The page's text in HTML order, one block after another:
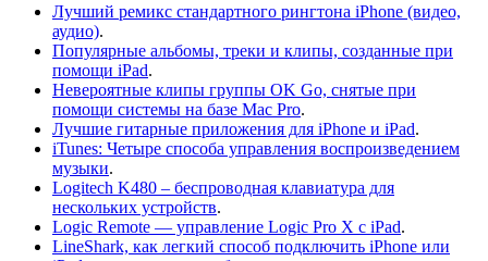
Лучший ремикс стандартного рингтона iPhone (видео,
аудио).
Популярные альбомы, треки и клипы, созданные при
помощи iPad.
Невероятные клипы группы OK Go, снятые при
помощи системы на базе Mac Pro.
Лучшие гитарные приложения для iPhone и iPad.
iTunes: Четыре способа управления воспроизведением
музыки.
Logitech K480 – беспроводная клавиатура для
нескольких устройств.
Logic Remote — управление Logic Pro X с iPad.
LineShark, как легкий способ подключить iPhone или